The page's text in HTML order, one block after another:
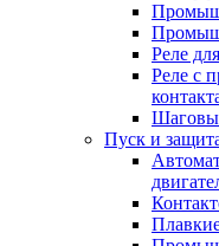
Реле
Реле с
Пуск и